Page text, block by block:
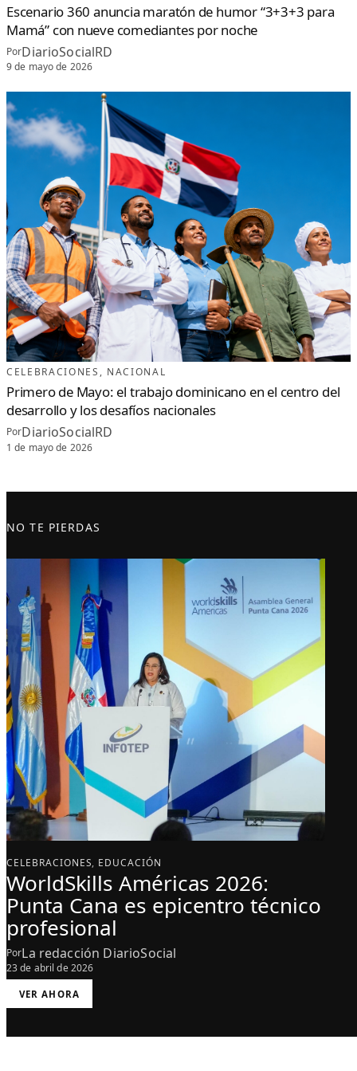
Escenario 360 anuncia maratón de humor “3+3+3 para
Mamá” con nueve comediantes por noche
PorDiarioSocialRD
9 de mayo de 2026
CELEBRACIONES , NACIONAL
Primero de Mayo: el trabajo dominicano en el centro del
desarrollo y los desafíos nacionales
PorDiarioSocialRD
1 de mayo de 2026
NO TE PIERDAS
CELEBRACIONES, EDUCACIÓN
WorldSkills Américas 2026:
Punta Cana es epicentro técnico
profesional
PorLa redacción DiarioSocial
23 de abril de 2026
VER AHORA
:
O
D